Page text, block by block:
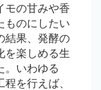
モの甘みや香
ものにしたい
結果、発酵の
を楽しめる生
。いわゆる
を行えば、